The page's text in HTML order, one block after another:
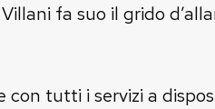
fa suo il grido
con tutti i servizi a